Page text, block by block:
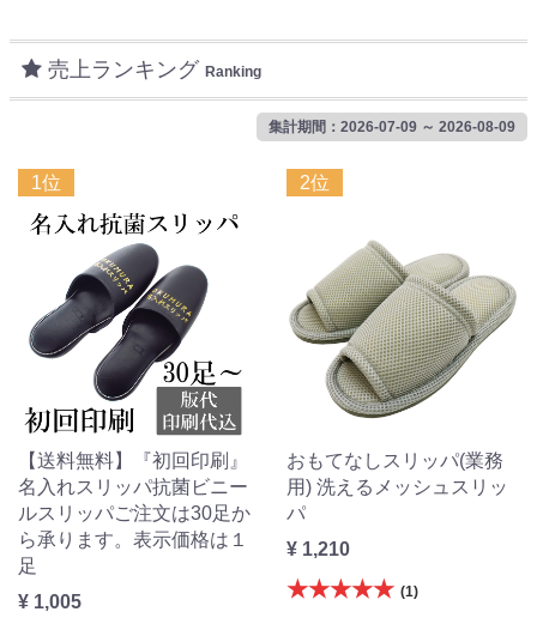
売上ランキング Ranking
集計期間：2026-07-09 ～ 2026-08-09
1位
【送料無料】『初回印刷』
名入れスリッパ抗菌ビニー
ルスリッパご注文は30足か
ら承ります。表示価格は１
足
¥ 1,005
2位
おもてなしスリッパ(業務
用) 洗えるメッシュスリッ
パ
¥ 1,210
★★★★★ (1)